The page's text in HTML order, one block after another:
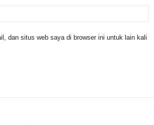
dan situs web saya di browser ini untuk lain kali